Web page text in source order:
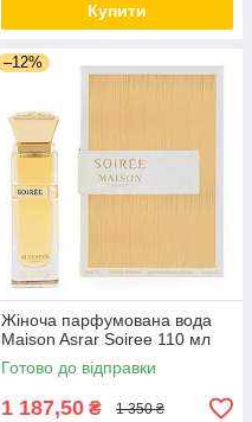
Купити
–12%
Жіноча парфумована вода
Maison Asrar Soiree 110 мл
Готово до відправки
1 187,50 ₴ 1 350 ₴